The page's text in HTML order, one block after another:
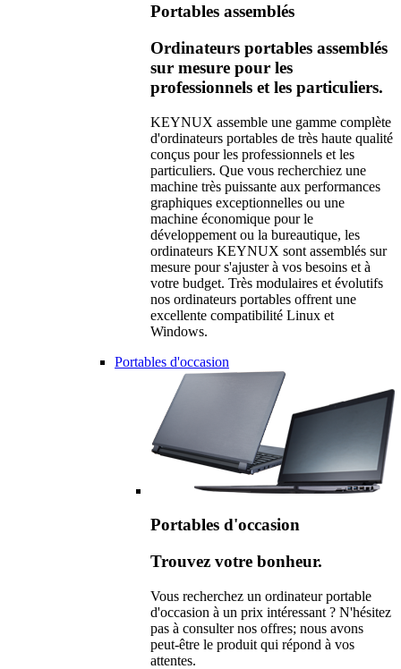
Portables assemblés
Ordinateurs portables assemblés
sur mesure pour les
professionnels et les particuliers.
KEYNUX assemble une gamme complète
d'ordinateurs portables de très haute qualité
conçus pour les professionnels et les
particuliers. Que vous recherchiez une
machine très puissante aux performances
graphiques exceptionnelles ou une
machine économique pour le
développement ou la bureautique, les
ordinateurs KEYNUX sont assemblés sur
mesure pour s'ajuster à vos besoins et à
votre budget. Très modulaires et évolutifs
nos ordinateurs portables offrent une
excellente compatibilité Linux et
Windows.
Portables d'occasion
Portables d'occasion
Trouvez votre bonheur.
Vous recherchez un ordinateur portable
d'occasion à un prix intéressant ? N'hésitez
pas à consulter nos offres; nous avons
peut-être le produit qui répond à vos
attentes.